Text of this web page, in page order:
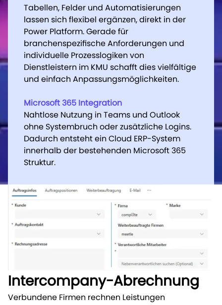
Tabellen, Felder und Automatisierungen
lassen sich flexibel ergänzen, direkt in der
Power Platform. Gerade für
branchenspezifische Anforderungen und
individuelle Prozesslogiken von
Dienstleistern im KMU schafft dies vielfältige
und einfach Anpassungsmöglichkeiten.
Microsoft 365 Integration
Nahtlose Nutzung in Teams und Outlook
ohne Systembruch oder zusätzliche Logins.
Dadurch entsteht ein Cloud ERP-System
innerhalb der bestehenden Microsoft 365
Struktur.
Tabellen, Felder und Automatisierungen
lassen sich flexibel ergänzen, direkt in der
Power Platform. Gerade für
branchenspezifische Anforderungen und
individuelle Prozesslogiken von
Dienstleistern im KMU schafft dies vielfältige
und einfach Anpassungsmöglichkeiten.
Microsoft 365 Integration
Nahtlose Nutzung in Teams und Outlook
ohne Systembruch oder zusätzliche Logins.
Dadurch entsteht ein Cloud ERP-System
innerhalb der bestehenden Microsoft 365
Struktur.
Intercompany-Abrechnung
Verbundene Firmen rechnen Leistungen